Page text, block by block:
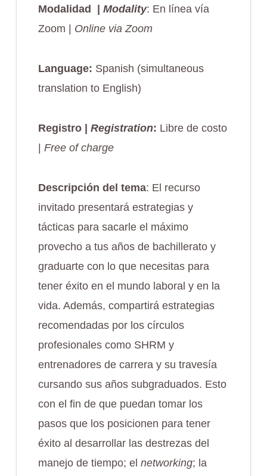
Modalidad Modality: En línea vía
Zoom | Online via Zoom
Language: Spanish (simultaneous
translation to English)
Registro | Registration: Libre de costo
Free of charge
Descripción del tema: El recurso
invitado presentará estrategias y
tácticas para sacarle el máximo
provecho a tus años de bachillerato y
graduarte con lo que necesitas para
tener éxito en el mundo laboral y en la
vida. Además, compartirá estrategias
recomendadas por los círculos
profesionales como SHRM y
entrenadores de carrera y su travesía
cursando sus años subgraduados. Esto
con el fin de que puedan tomar los
pasos que los posicionen para tener
éxito al desarrollar las destrezas del
manejo de tiempo; el networking; la